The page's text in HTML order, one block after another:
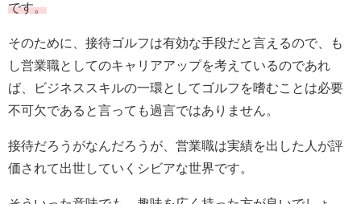
です。
そのために、接待ゴルフは有効な手段だと言えるので、も
し営業職としてのキャリアアップを考えているのであれ
ば、ビジネススキルの一環としてゴルフを嗜むことは必要
不可欠であると言っても過言ではありません。
接待だろうがなんだろうが、営業職は実績を出した人が評
価されて出世していくシビアな世界です。